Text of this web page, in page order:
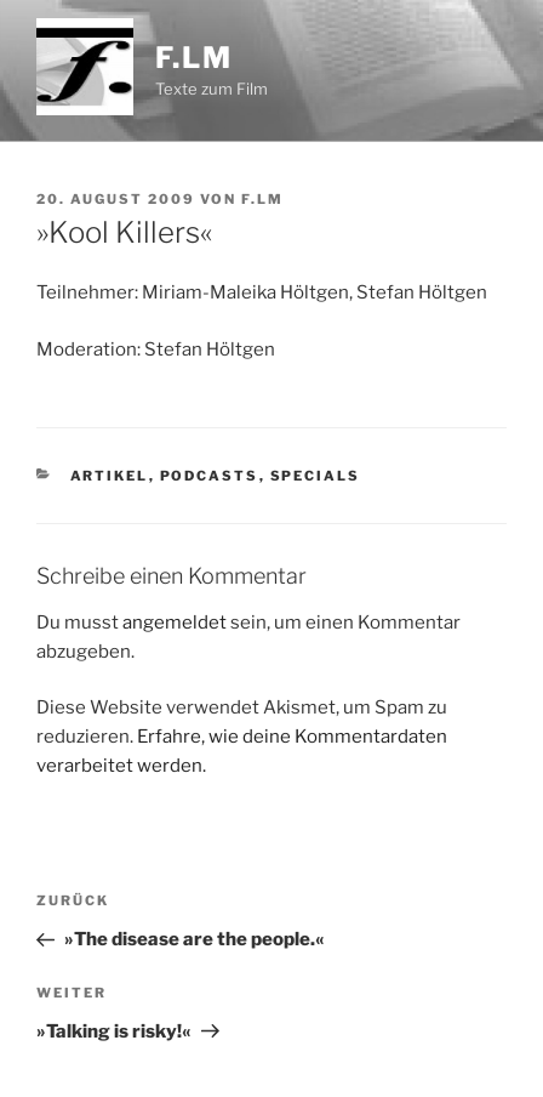
Zum
Inhalt
springen
F.LM
Texte zum Film
VERÖFFENTLICHT
AM
20. AUGUST 2009 VON F.LM
»Kool Killers«
Teilnehmer: Miriam-Maleika Höltgen, Stefan Höltgen
Moderation: Stefan Höltgen
KATEGORIEN
ARTIKEL , PODCASTS , SPECIALS
Schreibe einen Kommentar
Du musstangemeldetsein, um einen Kommentar
abzugeben.
Diese Website verwendet Akismet, um Spam zu
reduzieren. Erfahre, wie deine Kommentardaten
verarbeitet werden.
Beitragsnavigation
Vorheriger
Beitrag
ZURÜCK
»The disease are the people.«
Nächster
Beitrag
WEITER
»Talking is risky!«